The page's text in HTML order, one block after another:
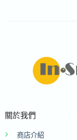
關於我們
商店介紹